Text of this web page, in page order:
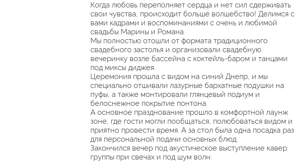
Когда любовь переполняет сердца и нет сил сдерживать
свои чувства, происходит больше волшебство! Делимся с
вами кадрами и воспоминаниями с очень и любимой
свадьбы Марины и Романа.
Мы полностью отошли от формата традиционного
свадебного застолья и организовали свадебную
вечеринку возле бассейна с коктейль-баром и танцами
под миксы диджея.
Церемония прошла с видом на синий Днепр, и мы
специально отшивали лазурные бархатные подушки на
пуфы, а также монтировали глянцевый подиум и
белоснежное покрытие понтона.
А основное празднование прошло в комфортной лаунж
зоне, где гости могли пообщаться, полюбоваться видом и
приятно провести время. А за стол была одна посадка раз
для персональной подачи основных блюд.
Закончился вечер под акустическое выступление кавер
группы при свечах и под шум волн.